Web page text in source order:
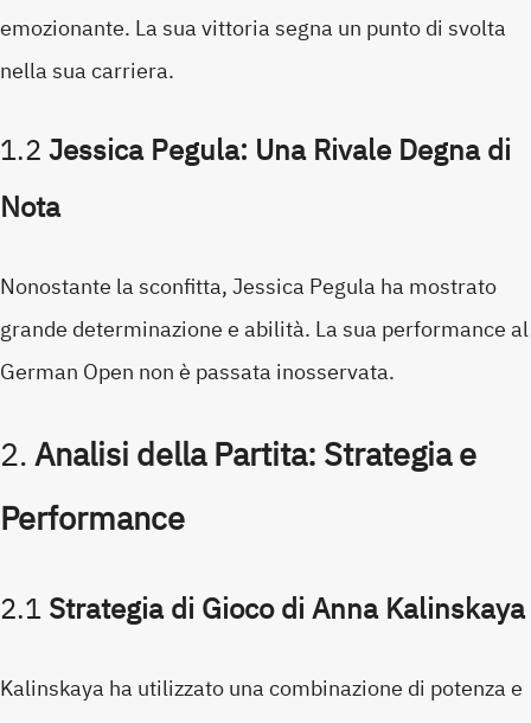
emozionante. La sua vittoria segna un punto di svolta
nella sua carriera.
1.2Jessica Pegula: Una Rivale Degna di
Nota
Nonostante la sconfitta, Jessica Pegula ha mostrato
grande determinazione e abilità. La sua performance al
German Open non è passata inosservata.
2.Analisi della Partita: Strategia e
Performance
2.1Strategia di Gioco di Anna Kalinskaya
Kalinskaya ha utilizzato una combinazione di potenza e